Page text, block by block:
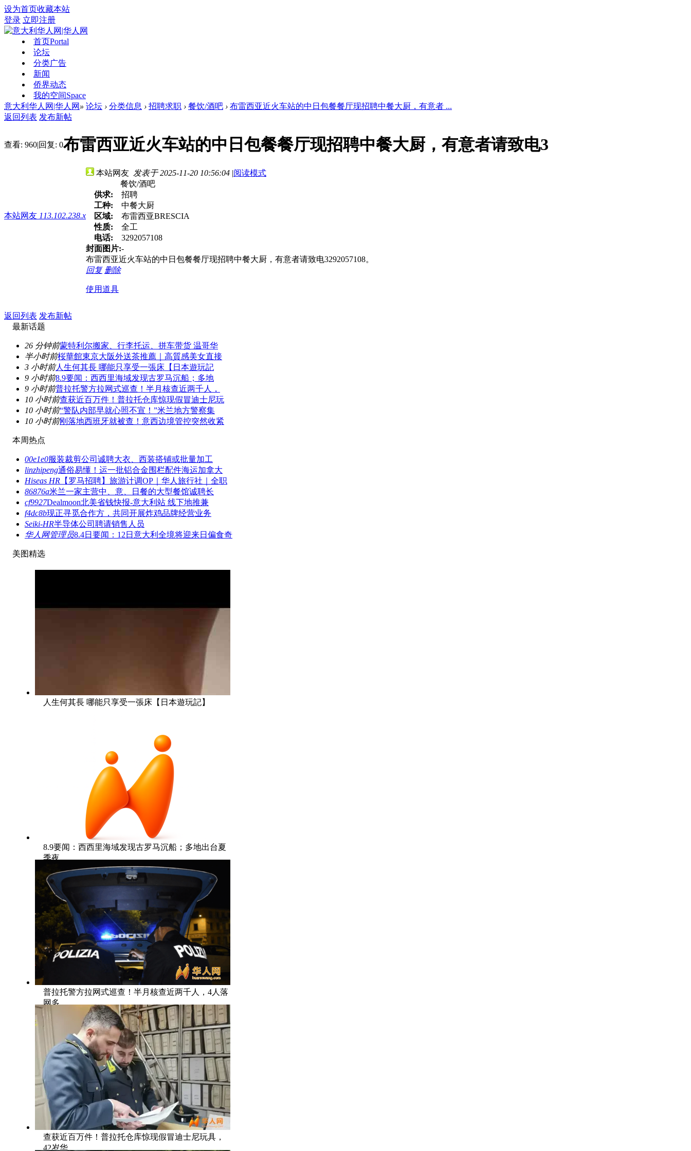
设为首页收藏本站
登录 立即注册
首页Portal
论坛
分类广告
新闻
侨界动态
我的空间Space
意大利华人网|华人网 » 论坛 › 分类信息 › 招聘求职 › 餐饮/酒吧 › 布雷西亚近火车站的中日包餐餐厅现招聘中餐大厨，有意者 ...
返回列表 发布新帖
查看: 960|回复: 0布雷西亚近火车站的中日包餐餐厅现招聘中餐大厨，有意者请致电3
本站网友 113.102.238.x
本站网友 发表于 2025-11-20 10:56:04 |阅读模式
餐饮/酒吧
供求:
招聘
工种:
中餐大厨
区域:
布雷西亚BRESCIA
性质:
全工
电话:
3292057108
封面图片:-
布雷西亚近火车站的中日包餐餐厅现招聘中餐大厨，有意者请致电3292057108。
回复 删除
使用道具
返回列表 发布新帖
最新话题
26 分钟前蒙特利尔搬家、行李托运、拼车带货 温哥华
半小时前桜華館東京大阪外送茶推薦｜高質感美女直接
3 小时前人生何其長 哪能只享受一張床【日本遊玩記
9 小时前8.9要闻：西西里海域发现古罗马沉船；多地
9 小时前普拉托警方拉网式巡查！半月核查近两千人，
10 小时前查获近百万件！普拉托仓库惊现假冒迪士尼玩
10 小时前“警队内部早就心照不宣！”米兰地方警察集
10 小时前刚落地西班牙就被查！意西边境管控突然收紧
本周热点
00e1e0服装裁剪公司诚聘大衣、西装搭铺或批量加工
linzhipeng通俗易懂！运一批铝合金围栏配件海运加拿大
Hiseas HR 【罗马招聘】旅游计调OP｜华人旅行社｜全职
86876a米兰一家主营中、意、日餐的大型餐馆诚聘长
cf9927Dealmoon北美省钱快报-意大利站 线下地推兼
f4dc8b现正寻觅合作方，共同开展炸鸡品牌经营业务
Seiki-HR半导体公司聘请销售人员
华人网管理员8.4日要闻：12日意大利全境将迎来日偏食奇
美图精选
人生何其長 哪能只享受一張床【日本遊玩記】
8.9要闻：西西里海域发现古罗马沉船；多地出台夏
季夜
普拉托警方拉网式巡查！半月核查近两千人，4人落
网多
查获近百万件！普拉托仓库惊现假冒迪士尼玩具，
42岁华